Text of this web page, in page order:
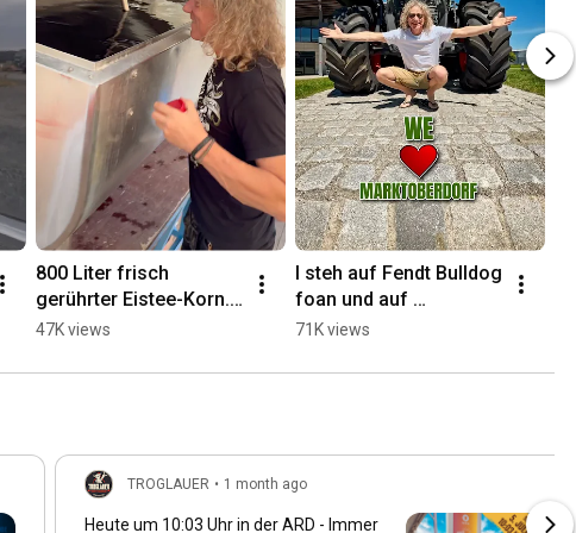
800 Liter frisch
gerührter Eistee-Korn.
Das gibt’s nur auf dem
#dorfkind #korn
47K views
I steh auf Fendt Bulldog
foan und auf
Marktoberdorf! ❤️
#landwirtschaft
71K views
TROGLAUER • 1 month ago
Heute um 10:03 Uhr in der ARD - Immer